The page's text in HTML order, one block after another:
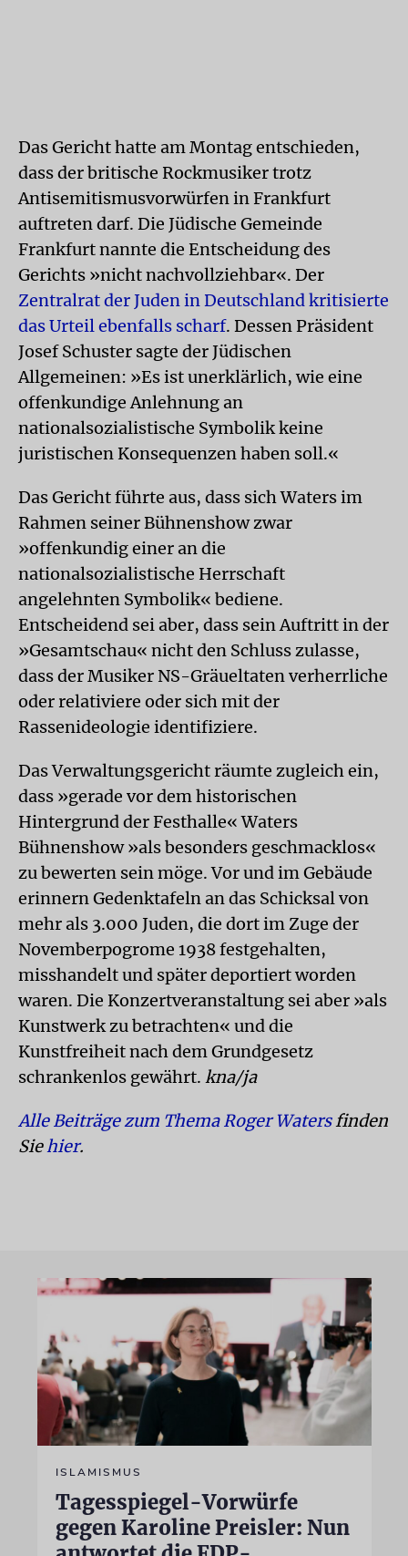
Das Gericht hatte am Montag entschieden,
dass der britische Rockmusiker trotz
Antisemitismusvorwürfen in Frankfurt
auftreten darf. Die Jüdische Gemeinde
Frankfurt nannte die Entscheidung des
Gerichts »nicht nachvollziehbar«. Der
Zentralrat der Juden in Deutschland kritisierte
das Urteil ebenfalls scharf. Dessen Präsident
Josef Schuster sagte der Jüdischen
Allgemeinen: »Es ist unerklärlich, wie eine
offenkundige Anlehnung an
nationalsozialistische Symbolik keine
juristischen Konsequenzen haben soll.«
Das Gericht führte aus, dass sich Waters im
Rahmen seiner Bühnenshow zwar
»offenkundig einer an die
nationalsozialistische Herrschaft
angelehnten Symbolik« bediene.
Entscheidend sei aber, dass sein Auftritt in der
»Gesamtschau« nicht den Schluss zulasse,
dass der Musiker NS-Gräueltaten verherrliche
oder relativiere oder sich mit der
Rassenideologie identifiziere.
Das Verwaltungsgericht räumte zugleich ein,
dass »gerade vor dem historischen
Hintergrund der Festhalle« Waters
Bühnenshow »als besonders geschmacklos«
zu bewerten sein möge. Vor und im Gebäude
erinnern Gedenktafeln an das Schicksal von
mehr als 3.000 Juden, die dort im Zuge der
Novemberpogrome 1938 festgehalten,
misshandelt und später deportiert worden
waren. Die Konzertveranstaltung sei aber »als
Kunstwerk zu betrachten« und die
Kunstfreiheit nach dem Grundgesetz
schrankenlos gewährt. kna/ja
Alle Beiträge zum Thema Roger Watersfinden
Siehier.
ISLAMISMUS
Tagesspiegel-Vorwürfe
gegen Karoline Preisler: Nun